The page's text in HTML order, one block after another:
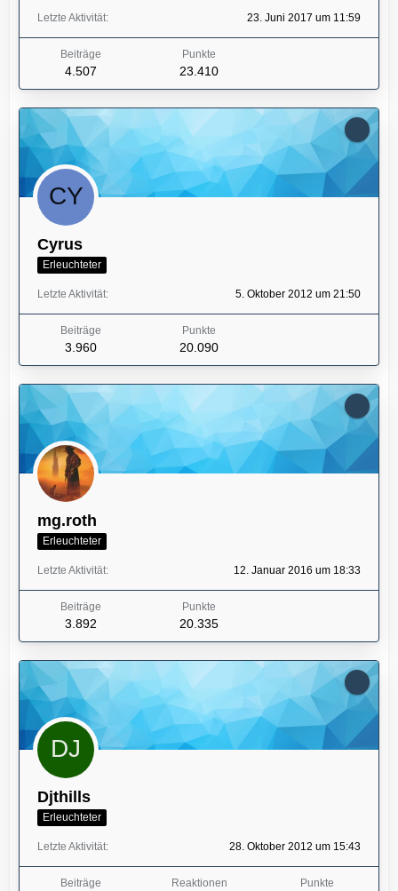
Letzte Aktivität 23. Juni 2017 um 11:59
Beiträge
4.507
Punkte
23.410
Cyrus
Erleuchteter
Letzte Aktivität 5. Oktober 2012 um 21:50
Beiträge
3.960
Punkte
20.090
mg.roth
Erleuchteter
Letzte Aktivität 12. Januar 2016 um 18:33
Beiträge
3.892
Punkte
20.335
Djthills
Erleuchteter
Letzte Aktivität 28. Oktober 2012 um 15:43
Beiträge Reaktionen Punkte